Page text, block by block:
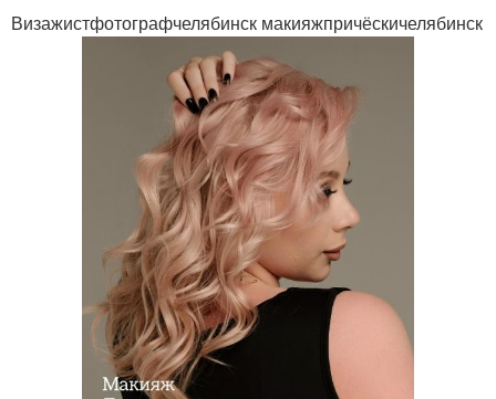
Визажистфотографчелябинск макияжпричёскичелябинск